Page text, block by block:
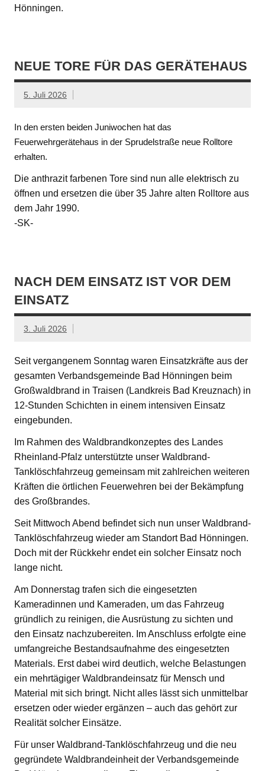
Hönningen.
NEUE TORE FÜR DAS GERÄTEHAUS
5. Juli 2026
In den ersten beiden Juniwochen hat das
Feuerwehrgerätehaus in der Sprudelstraße neue Rolltore
erhalten.
Die anthrazit farbenen Tore sind nun alle elektrisch zu
öffnen und ersetzen die über 35 Jahre alten Rolltore aus
dem Jahr 1990.
-SK-
NACH DEM EINSATZ IST VOR DEM
EINSATZ
3. Juli 2026
Seit vergangenem Sonntag waren Einsatzkräfte aus der
gesamten Verbandsgemeinde Bad Hönningen beim
Großwaldbrand in Traisen (Landkreis Bad Kreuznach) in
12-Stunden Schichten in einem intensiven Einsatz
eingebunden.
Im Rahmen des Waldbrandkonzeptes des Landes
Rheinland-Pfalz unterstützte unser Waldbrand-
Tanklöschfahrzeug gemeinsam mit zahlreichen weiteren
Kräften die örtlichen Feuerwehren bei der Bekämpfung
des Großbrandes.
Seit Mittwoch Abend befindet sich nun unser Waldbrand-
Tanklöschfahrzeug wieder am Standort Bad Hönningen.
Doch mit der Rückkehr endet ein solcher Einsatz noch
lange nicht.
Am Donnerstag trafen sich die eingesetzten
Kameradinnen und Kameraden, um das Fahrzeug
gründlich zu reinigen, die Ausrüstung zu sichten und
den Einsatz nachzubereiten. Im Anschluss erfolgte eine
umfangreiche Bestandsaufnahme des eingesetzten
Materials. Erst dabei wird deutlich, welche Belastungen
ein mehrtägiger Waldbrandeinsatz für Mensch und
Material mit sich bringt. Nicht alles lässt sich unmittelbar
ersetzen oder wieder ergänzen – auch das gehört zur
Realität solcher Einsätze.
Für unser Waldbrand-Tanklöschfahrzeug und die neu
gegründete Waldbrandeinheit der Verbandsgemeinde